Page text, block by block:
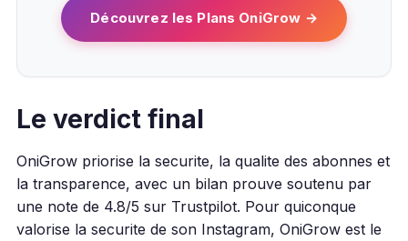
Découvrez les Plans OniGrow →
Le verdict final
OniGrow priorise la securite, la qualite des abonnes et
la transparence, avec un bilan prouve soutenu par
une note de 4.8/5 sur Trustpilot. Pour quiconque
valorise la securite de son Instagram, OniGrow est le